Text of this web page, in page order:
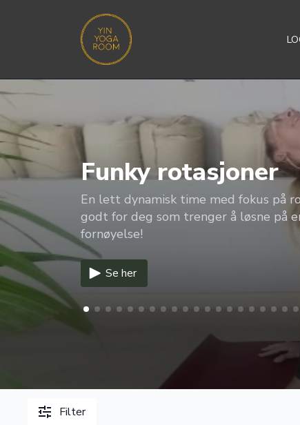
Funky rotasjoner
En lett dynamisk time med fokus på
godt for deg som trenger å løsne på
fornøyelse!
Se her
Filter